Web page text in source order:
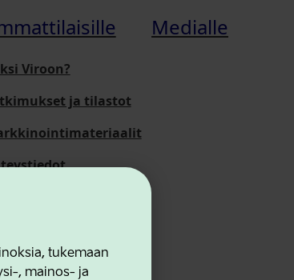
tukemaan
, mainos- ja
Viroon?
ja tilastot
Medialle